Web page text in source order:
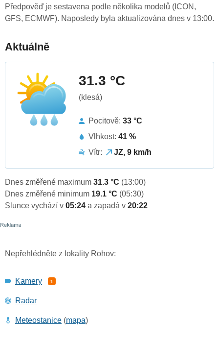
Předpověď je sestavena podle několika modelů (ICON,
GFS, ECMWF). Naposledy byla aktualizována dnes v 13:00.
Aktuálně
31.3 °C
(klesá)
Pocitově: 33 °C
Vlhkost: 41 %
Vítr:
JZ, 9 km/h
Dnes změřené maximum 31.3 °C (13:00)
Dnes změřené minimum 19.1 °C (05:30)
Slunce vychází v 05:24 a zapadá v 20:22
Nepřehlédněte z lokality Rohov:
Kamery 1
Radar
Meteostanice (mapa)